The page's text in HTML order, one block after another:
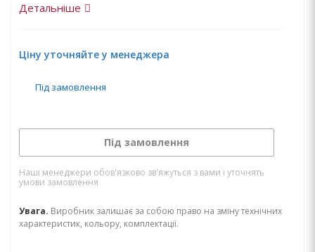
Детальніше
Ціну уточняйте у менеджера
Під замовлення
Під замовлення
Наші менеджери обов'язково зв'яжуться з вами і уточнять
умови замовлення
Увага. Виробник залишає за собою право на зміну технічних
характеристик, кольору, комплектації.